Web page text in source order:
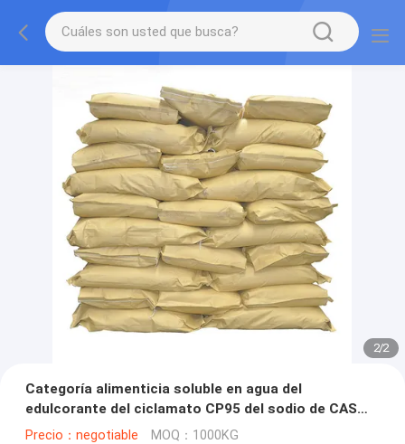
2/2
Categoría alimenticia soluble en agua del
edulcorante del ciclamato CP95 del sodio de CAS
139-05-9
Precio：negotiable MOQ：1000KG